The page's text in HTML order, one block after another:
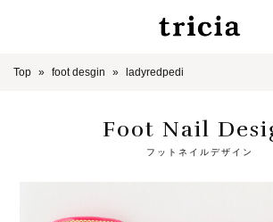
Top foot desgin ladyredpedi
Foot Nail
フットネイルデザイン